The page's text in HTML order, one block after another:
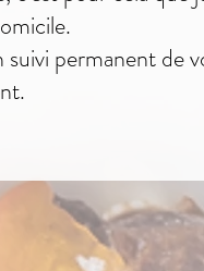
permanent de